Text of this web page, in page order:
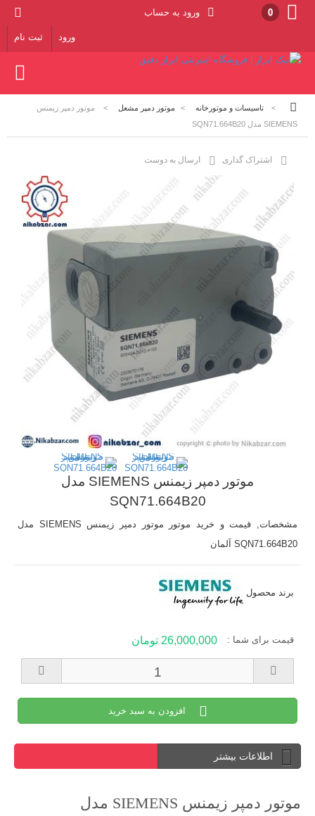
0 ورود به حساب
ورود ثبت نام
> تاسیسات و موتورخانه > موتور دمپر مشعل >
موتور دمپر زیمنس
SIEMENS مدل SQN71.664B20
اشتراک گذاری ارسال به دوست
موتور دمپر زیمنس SIEMENS مدل
SQN71.664B20
مشخصات, قیمت و خرید موتور موتور دمپر زیمنس SIEMENS مدل
SQN71.664B20 آلمان
برند محصول
قیمت برای شما : 26,000,000 تومان
افزودن به سبد خرید
اطلاعات بیشتر
موتور دمپر زیمنس SIEMENS مدل